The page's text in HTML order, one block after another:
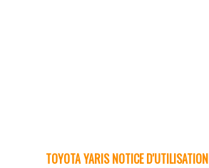
TOYOTA YARIS NOTICE D'UTILISATION